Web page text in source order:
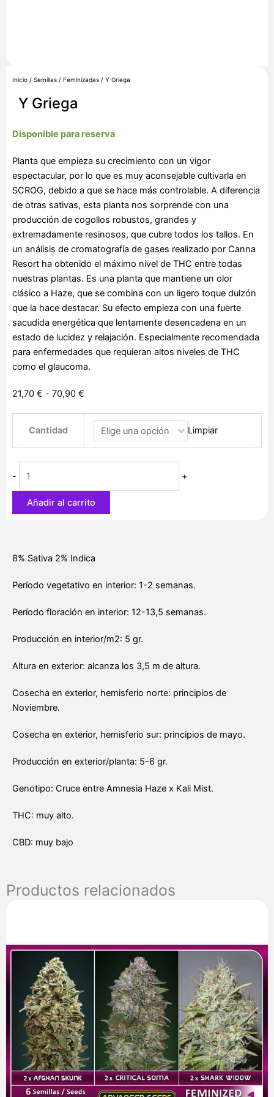
Inicio / Semillas / Feminizadas / Y Griega
Y Griega
Disponible para reserva
Planta que empieza su crecimiento con un vigor
espectacular, por lo que es muy aconsejable cultivarla en
SCROG, debido a que se hace más controlable. A diferencia
de otras sativas, esta planta nos sorprende con una
producción de cogollos robustos, grandes y
extremadamente resinosos, que cubre todos los tallos. En
un análisis de cromatografía de gases realizado por Canna
Resort ha obtenido el máximo nivel de THC entre todas
nuestras plantas. Es una planta que mantiene un olor
clásico a Haze, que se combina con un ligero toque dulzón
que la hace destacar. Su efecto empieza con una fuerte
sacudida energética que lentamente desencadena en un
estado de lucidez y relajación. Especialmente recomendada
para enfermedades que requieran altos niveles de THC
como el glaucoma.
21,70 € - 70,90 €
precios:
desde
21,70 €
Cantidad Limpiar
-
Griega
cantidad
+
Añadir al carrito
8% Sativa 2% Indica
Período vegetativo en interior: 1-2 semanas.
Período floración en interior: 12-13,5 semanas.
Producción en interior/m2: 5 gr.
Altura en exterior: alcanza los 3,5 m de altura.
Cosecha en exterior, hemisferio norte: principios de
Noviembre.
Cosecha en exterior, hemisferio sur: principios de mayo.
Producción en exterior/planta: 5-6 gr.
Genotipo: Cruce entre Amnesia Haze x Kali Mist.
THC: muy alto.
CBD: muy bajo
Productos relacionados